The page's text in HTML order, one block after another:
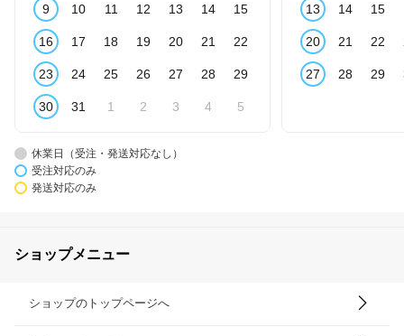
9 10 11 12 13 14 15
16 17 18 19 20 21 22
23 24 25 26 27 28 29
30 31 1 2 3 4 5
13 14 15
20 21 22
27 28 29
休業日（受注・発送対応なし）
受注対応のみ
発送対応のみ
ショップメニュー
ショップのトップページへ